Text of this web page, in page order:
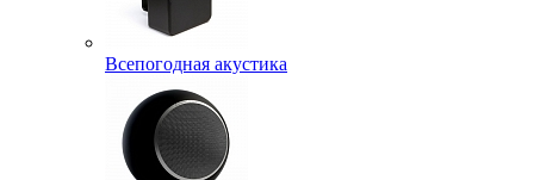
Всепогодная акустика